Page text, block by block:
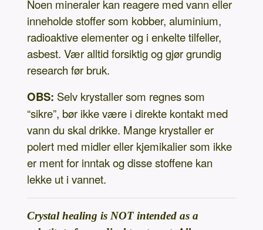
Noen mineraler kan reagere med vann eller
inneholde stoffer som kobber, aluminium,
radioaktive elementer og i enkelte tilfeller,
asbest. Vær alltid forsiktig og gjør grundig
research før bruk.
OBS: Selv krystaller som regnes som
“sikre”, bør ikke være i direkte kontakt med
vann du skal drikke. Mange krystaller er
polert med midler eller kjemikalier som ikke
er ment for inntak og disse stoffene kan
lekke ut i vannet.
Crystal healing is NOT intended as a